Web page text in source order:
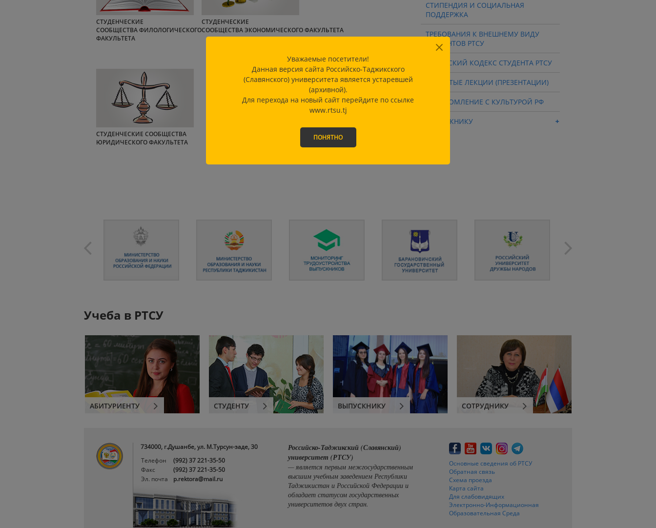
СТУДЕНЧЕСКИЕ
СООБЩЕСТВА ФИЛОЛОГИЧЕСКОГО
ФАКУЛЬТЕТА
СТУДЕНЧЕСКИЕ
СООБЩЕСТВА ЭКОНОМИЧЕСКОГО ФАКУЛЬТЕТА
СТУДЕНЧЕСКИЕ СООБЩЕСТВА
ЮРИДИЧЕСКОГО ФАКУЛЬТЕТА
СТИПЕНДИЯ И СОЦИАЛЬНАЯ
ПОДДЕРЖКА
ТРЕБОВАНИЯ К ВНЕШНЕМУ ВИДУ
СТУДЕНТОВ РТСУ
ЭТИЧЕСКИЙ КОДЕКС СТУДЕНТА РТСУ
ОТКРЫТЫЕ ЛЕКЦИИ (ПРЕЗЕНТАЦИИ)
ОЗНАКОМЛЕНИЕ С КУЛЬТУРОЙ РФ
ВЫПУСКНИКУ
Учеба в РТСУ
АБИТУРИЕНТУ СТУДЕНТУ ВЫПУСКНИКУ СОТРУДНИКУ
734000, г.Душанбе, ул. М.Турсун-заде, 30
Телефон
(992) 37 221-35-50
Факс
(992) 37 221-35-50
Эл. почта
p.rektora@mail.ru
Российско-Таджикский (Славянский)
университет (РТСУ)
— является первым межгосударственным
высшим учебным заведением Республики
Таджикистан и Российской Федерации и
обладает статусом государственных
университетов двух стран.
Основные сведения об РТСУ
Обратная связь
Схема проезда
Карта сайта
Для слабовидящих
Электронно-Информационная
Образовательная Среда
Уважаемые посетители!
Данная версия сайта Российско-Таджикского
(Славянского) университета является устаревшей
(архивной).
Для перехода на новый сайт перейдите по ссылке
www.rtsu.tj
ПОНЯТНО